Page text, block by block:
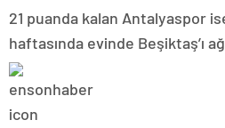
21 puanda kalan Antalyaspor
haftasında evinde Beşiktaş’ı